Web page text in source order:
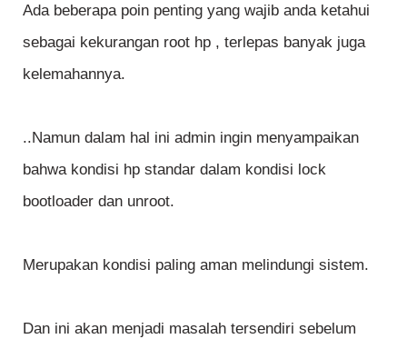
Ada beberapa poin penting yang wajib anda ketahui
sebagai kekurangan root hp , terlepas banyak juga
kelemahannya.
..Namun dalam hal ini admin ingin menyampaikan
bahwa kondisi hp standar dalam kondisi lock
bootloader dan unroot.
Merupakan kondisi paling aman melindungi sistem.
Dan ini akan menjadi masalah tersendiri sebelum